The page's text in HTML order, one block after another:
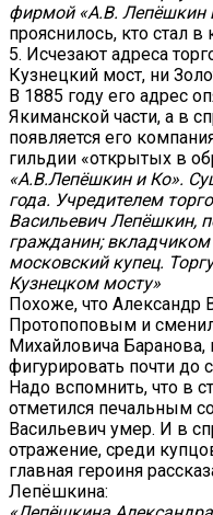
фирмой «А.В. Лепёшкин
прояснилось, кто стал
5. Исчезают адреса
Кузнецкий мост, ни
В 1885 году его адрес
Якиманской части, а в
появляется его
гильдии «открытых в
«А.В.Лепёшкин и Ко».
года. Учредителем
Васильевич Лепёшкин,
гражданин;
московский купец.
Кузнецком мосту»
Похоже, что Александр
Протопоповым и
Михайловича Баранова,
фигурировать почти до
Надо вспомнить, что в
отметился печальным
Васильевич умер. И в
отражение, среди
главная героиня
Лепёшкина: